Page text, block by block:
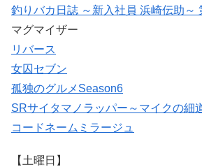
釣りバカ日誌 ～新入社員 浜崎伝助～
マグマイザー
リバース
女囚セブン
孤独のグルメSeason6
SRサイタマノラッパー～マイクの細
コードネームミラージュ
【土曜日】